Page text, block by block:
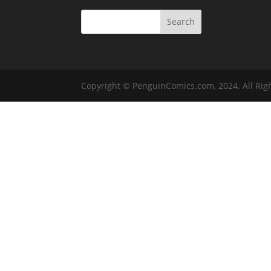
Copyright © PenguinComics.com, 2024. All